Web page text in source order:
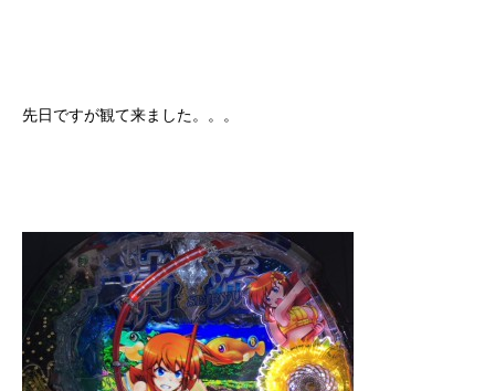
先日ですが観て来ました。。。